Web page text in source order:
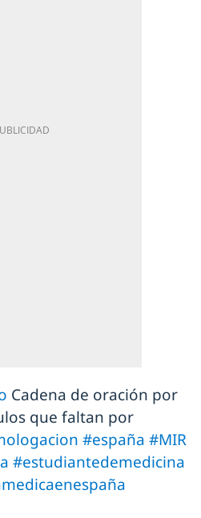
Cadena de oración por
que faltan por
#españa #MIR
#estudiantedemedicina